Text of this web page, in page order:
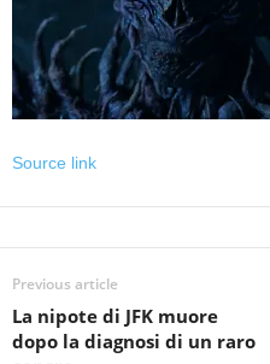
Source link
Previous article
La nipote di JFK muore
dopo la diagnosi di un raro